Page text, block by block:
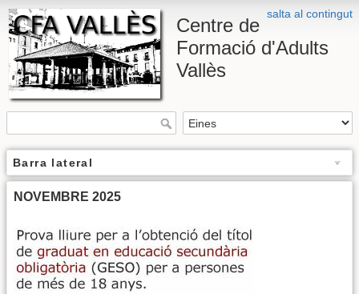
salta al contingut
Centre de
Formació d'Adults
Vallès
Barra lateral
NOVEMBRE 2025